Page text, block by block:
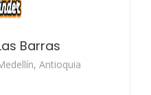
Barras
Antioquia